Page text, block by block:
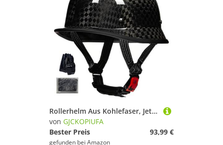
Rollerhelm Aus Kohlefaser, Jethelme Halbhelme Mit Maske Und Handschuhen Für Männer Und Frauen, ECE 22.06 Zertifiziert Retro-Motorradhelm Sturzhelm C,S/(55~56cm)
von GJCKOPIUFA
Bester Preis
93,99 €
gefunden bei Amazon